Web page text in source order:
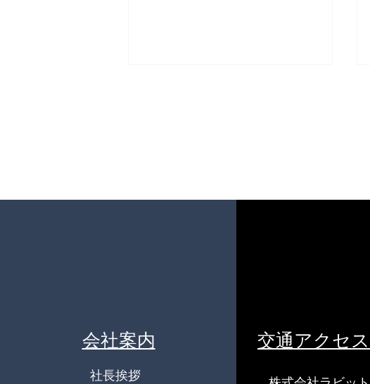
YouTubeライブURLのお知ら
会社案内
社長挨拶
交通アクセス